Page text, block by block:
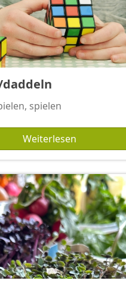
spielen
Weiterlesen